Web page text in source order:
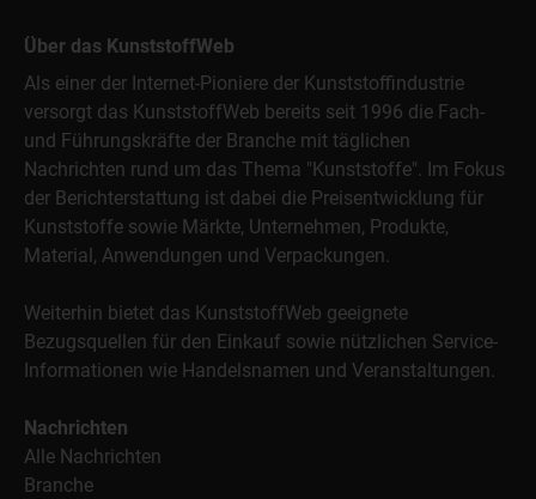
Über das KunststoffWeb
Als einer der Internet-Pioniere der Kunststoffindustrie
versorgt das KunststoffWeb bereits seit 1996 die Fach-
und Führungskräfte der Branche mit täglichen
Nachrichten rund um das Thema "Kunststoffe". Im Fokus
der Berichterstattung ist dabei die Preisentwicklung für
Kunststoffe sowie Märkte, Unternehmen, Produkte,
Material, Anwendungen und Verpackungen.
Weiterhin bietet das KunststoffWeb geeignete
Bezugsquellen für den Einkauf sowie nützlichen Service-
Informationen wie Handelsnamen und Veranstaltungen.
Nachrichten
Alle Nachrichten
Branche